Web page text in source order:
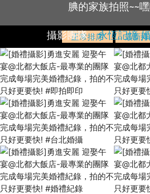
腆的家族拍照~~
攝影團隊：永恆記憶
正常排序 最新